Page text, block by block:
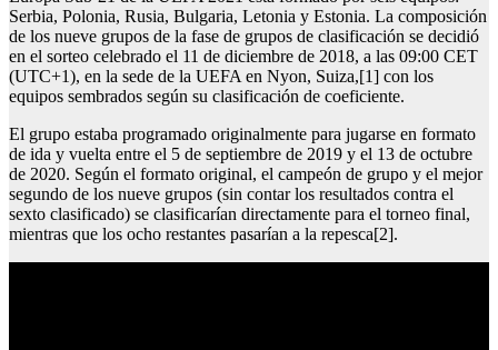
Serbia, Polonia, Rusia, Bulgaria, Letonia y Estonia. La composición
de los nueve grupos de la fase de grupos de clasificación se decidió
en el sorteo celebrado el 11 de diciembre de 2018, a las 09:00 CET
(UTC+1), en la sede de la UEFA en Nyon, Suiza,[1] con los
equipos sembrados según su clasificación de coeficiente.
El grupo estaba programado originalmente para jugarse en formato
de ida y vuelta entre el 5 de septiembre de 2019 y el 13 de octubre
de 2020. Según el formato original, el campeón de grupo y el mejor
segundo de los nueve grupos (sin contar los resultados contra el
sexto clasificado) se clasificarían directamente para el torneo final,
mientras que los ocho restantes pasarían a la repesca[2].